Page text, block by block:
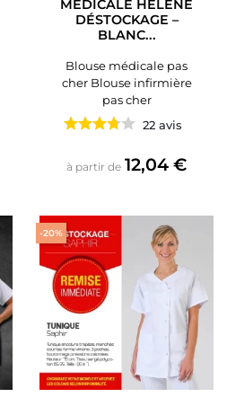
MÉDICALE HÉLÈNE
DÉSTOCKAGE –
BLANC...
Blouse médicale pas
cher Blouse infirmière
pas cher
22 avis
à partir de Prix
12,04 €
-20%